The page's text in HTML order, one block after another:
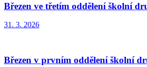
Březen ve třetím oddělení školní
31. 3. 2026
Březen v prvním oddělení školní